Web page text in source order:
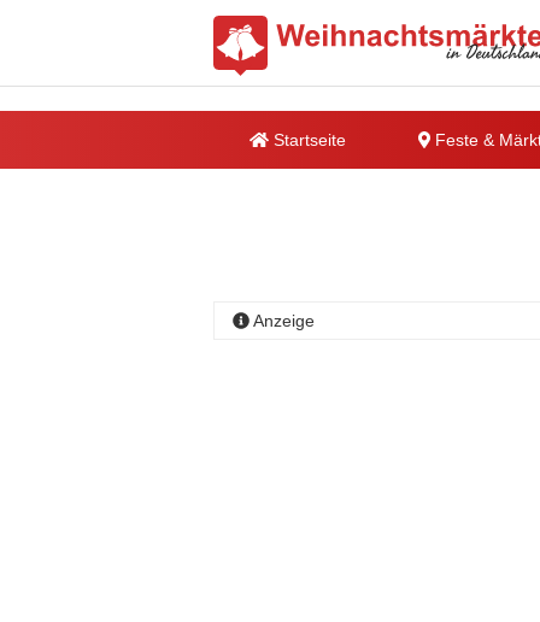
Startseite Feste &
Anzeige